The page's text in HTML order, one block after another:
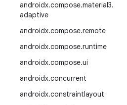
androidx.compose.material3.
adaptive
androidx.compose.remote
androidx.compose.runtime
androidx.compose.ui
androidx.concurrent
androidx.constraintlayout